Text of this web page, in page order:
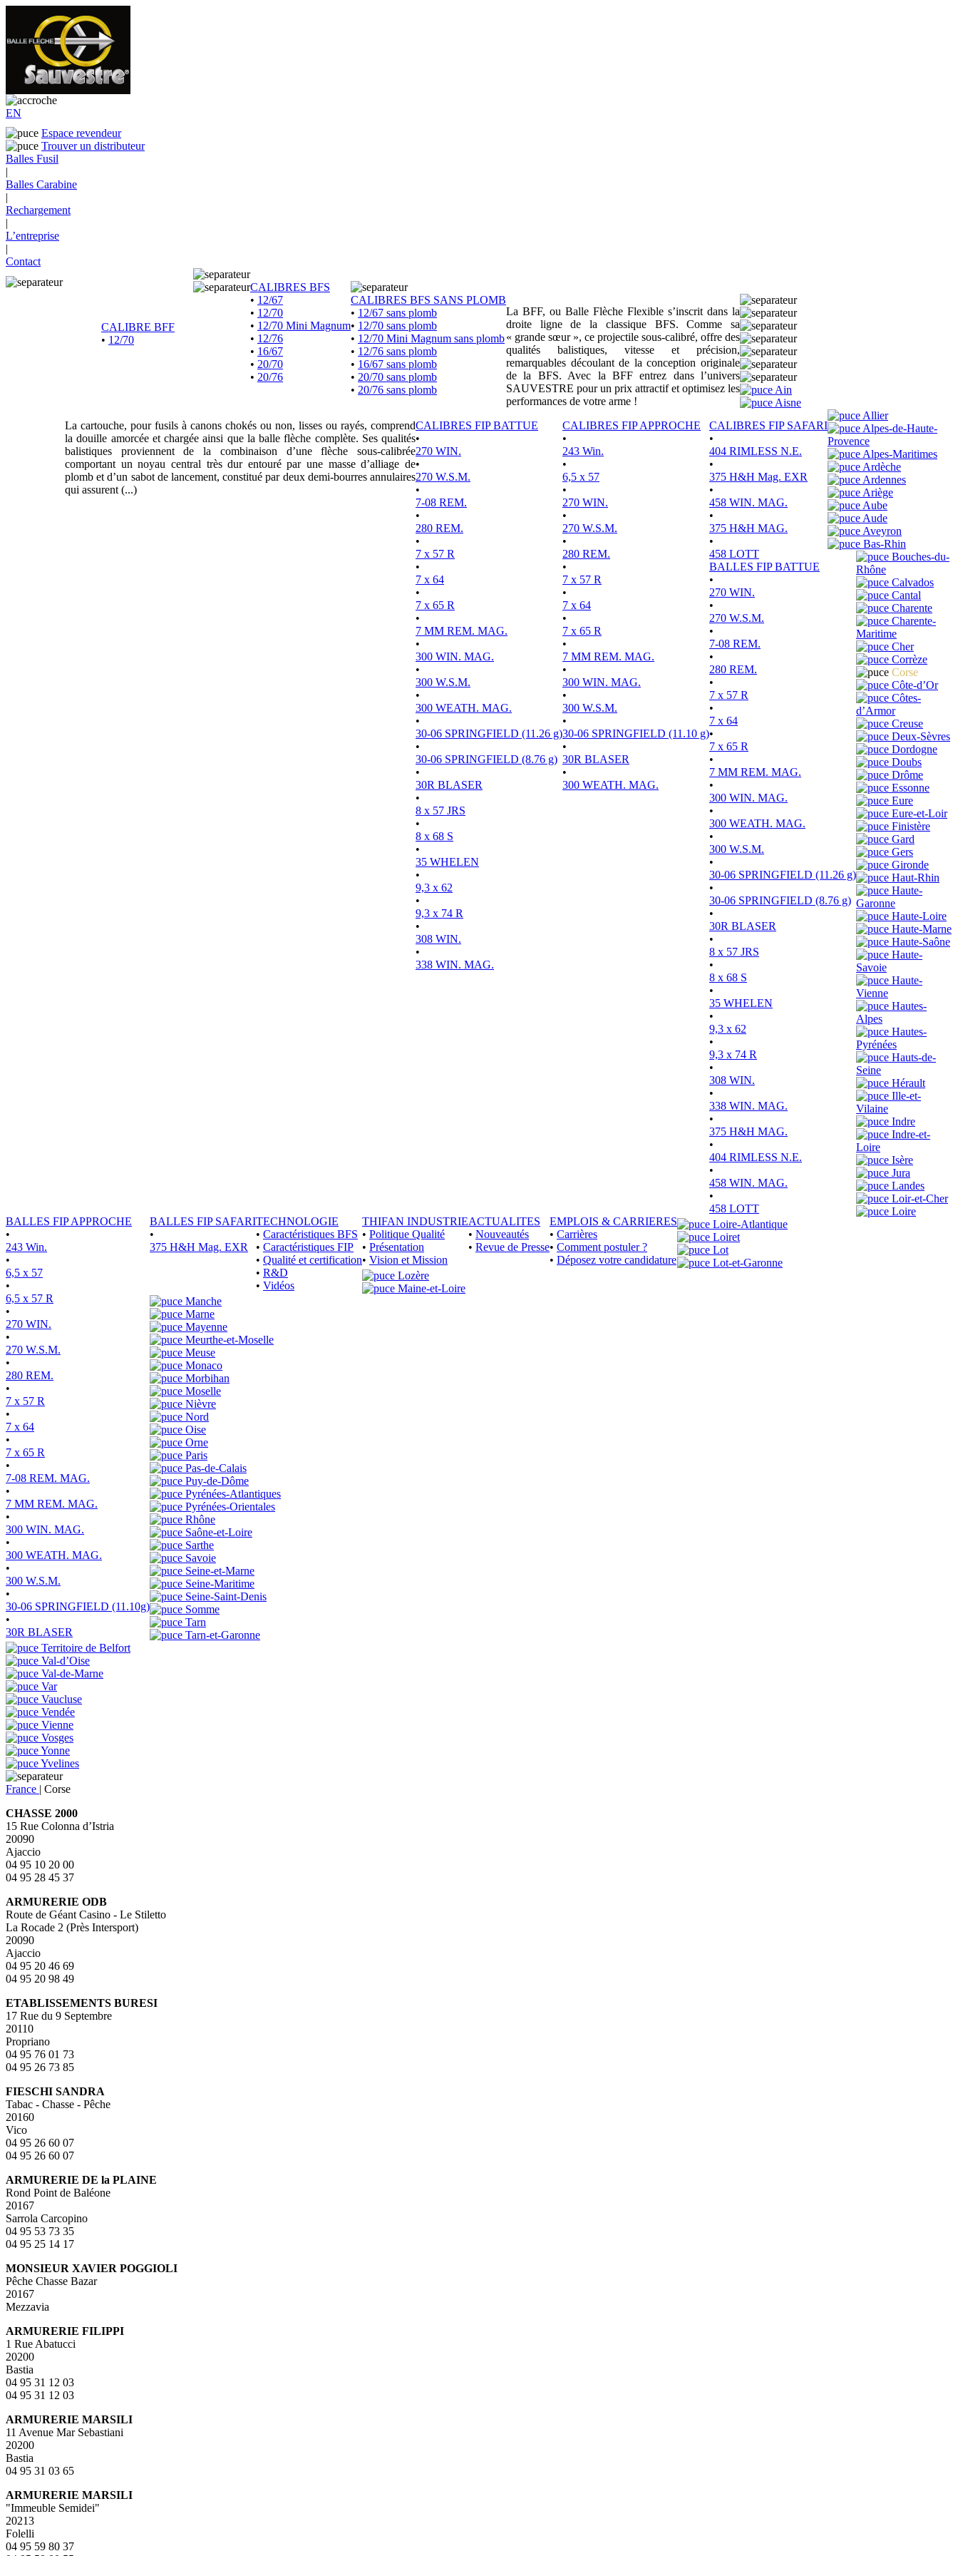
EN
Espace revendeur
Trouver un distributeur
Balles Fusil
|
Balles Carabine
|
Rechargement
|
L’entreprise
|
Contact
CALIBRE BFF
• 12/70
CALIBRES BFS
• 12/67
• 12/70
• 12/70 Mini Magnum
• 12/76
• 16/67
• 20/70
• 20/76
CALIBRES BFS SANS PLOMB
• 12/67 sans plomb
• 12/70 sans plomb
• 12/70 Mini Magnum sans plomb
• 12/76 sans plomb
• 16/67 sans plomb
• 20/70 sans plomb
• 20/76 sans plomb
La BFF, ou Balle Flèche Flexible s’inscrit dans la
droite ligne de la classique BFS. Comme sa
« grande sœur », ce projectile sous-calibré, offre des
qualités balistiques, vitesse et précision,
remarquables découlant de la conception originale
de la BFS. Avec la BFF entrez dans l’univers
SAUVESTRE pour un prix attractif et optimisez les
performances de votre arme !
La cartouche, pour fusils à canons chokés ou non, lisses ou rayés, comprend
la douille amorcée et chargée ainsi que la balle flèche complète. Ses qualités
balistiques proviennent de la combinaison d’une flèche sous-calibrée
comportant un noyau central très dur entouré par une masse d’alliage de
plomb et d’un sabot de lancement, constitué par deux demi-bourres annulaires
qui assurent (...)
CALIBRES FIP BATTUE
•
270 WIN.
•
270 W.S.M.
•
7-08 REM.
•
280 REM.
•
7 x 57 R
•
7 x 64
•
7 x 65 R
•
7 MM REM. MAG.
•
300 WIN. MAG.
•
300 W.S.M.
•
300 WEATH. MAG.
•
30-06 SPRINGFIELD (11.26 g)
•
30-06 SPRINGFIELD (8.76 g)
•
30R BLASER
•
8 x 57 JRS
•
8 x 68 S
•
35 WHELEN
•
9,3 x 62
•
9,3 x 74 R
•
308 WIN.
•
338 WIN. MAG.
CALIBRES FIP APPROCHE
•
243 Win.
•
6,5 x 57
•
270 WIN.
•
270 W.S.M.
•
280 REM.
•
7 x 57 R
•
7 x 64
•
7 x 65 R
•
7 MM REM. MAG.
•
300 WIN. MAG.
•
300 W.S.M.
•
30-06 SPRINGFIELD (11.10 g)
•
30R BLASER
•
300 WEATH. MAG.
CALIBRES FIP SAFARI
•
404 RIMLESS N.E.
•
375 H&H Mag. EXR
•
458 WIN. MAG.
•
375 H&H MAG.
•
458 LOTT
BALLES FIP BATTUE
•
270 WIN.
•
270 W.S.M.
•
7-08 REM.
•
280 REM.
•
7 x 57 R
•
7 x 64
•
7 x 65 R
•
7 MM REM. MAG.
•
300 WIN. MAG.
•
300 WEATH. MAG.
•
300 W.S.M.
•
30-06 SPRINGFIELD (11.26 g)
•
30-06 SPRINGFIELD (8.76 g)
•
30R BLASER
•
8 x 57 JRS
•
8 x 68 S
•
35 WHELEN
•
9,3 x 62
•
9,3 x 74 R
•
308 WIN.
•
338 WIN. MAG.
•
375 H&H MAG.
•
404 RIMLESS N.E.
•
458 WIN. MAG.
•
458 LOTT
BALLES FIP APPROCHE
•
243 Win.
•
6,5 x 57
•
6,5 x 57 R
•
270 WIN.
•
270 W.S.M.
•
280 REM.
•
7 x 57 R
•
7 x 64
•
7 x 65 R
•
7-08 REM. MAG.
•
7 MM REM. MAG.
•
300 WIN. MAG.
•
300 WEATH. MAG.
•
300 W.S.M.
•
30-06 SPRINGFIELD (11.10g)
•
30R BLASER
BALLES FIP SAFARI
•
375 H&H Mag. EXR
TECHNOLOGIE
• Caractéristiques BFS
• Caractéristiques FIP
• Qualité et certification
• R&D
• Vidéos
THIFAN INDUSTRIE
• Politique Qualité
• Présentation
• Vision et Mission
ACTUALITES
• Nouveautés
• Revue de Presse
EMPLOIS & CARRIERES
• Carrières
• Comment postuler ?
• Déposez votre candidature
Ain
Aisne
Allier
Alpes-de-Haute-
Provence
Alpes-Maritimes
Ardèche
Ardennes
Ariège
Aube
Aude
Aveyron
Bas-Rhin
Bouches-du-
Rhône
Calvados
Cantal
Charente
Charente-
Maritime
Cher
Corrèze
Corse
Côte-d’Or
Côtes-
d’Armor
Creuse
Deux-Sèvres
Dordogne
Doubs
Drôme
Essonne
Eure
Eure-et-Loir
Finistère
Gard
Gers
Gironde
Haut-Rhin
Haute-
Garonne
Haute-Loire
Haute-Marne
Haute-Saône
Haute-
Savoie
Haute-
Vienne
Hautes-
Alpes
Hautes-
Pyrénées
Hauts-de-
Seine
Hérault
Ille-et-
Vilaine
Indre
Indre-et-
Loire
Isère
Jura
Landes
Loir-et-Cher
Loire
Loire-Atlantique
Loiret
Lot
Lot-et-Garonne
Lozère
Maine-et-Loire
Manche
Marne
Mayenne
Meurthe-et-Moselle
Meuse
Monaco
Morbihan
Moselle
Nièvre
Nord
Oise
Orne
Paris
Pas-de-Calais
Puy-de-Dôme
Pyrénées-Atlantiques
Pyrénées-Orientales
Rhône
Saône-et-Loire
Sarthe
Savoie
Seine-et-Marne
Seine-Maritime
Seine-Saint-Denis
Somme
Tarn
Tarn-et-Garonne
Territoire de Belfort
Val-d’Oise
Val-de-Marne
Var
Vaucluse
Vendée
Vienne
Vosges
Yonne
Yvelines
France | Corse
CHASSE 2000
15 Rue Colonna d’Istria
20090
Ajaccio
04 95 10 20 00
04 95 28 45 37
ARMURERIE ODB
Route de Géant Casino - Le Stiletto
La Rocade 2 (Près Intersport)
20090
Ajaccio
04 95 20 46 69
04 95 20 98 49
ETABLISSEMENTS BURESI
17 Rue du 9 Septembre
20110
Propriano
04 95 76 01 73
04 95 26 73 85
FIESCHI SANDRA
Tabac - Chasse - Pêche
20160
Vico
04 95 26 60 07
04 95 26 60 07
ARMURERIE DE la PLAINE
Rond Point de Baléone
20167
Sarrola Carcopino
04 95 53 73 35
04 95 25 14 17
MONSIEUR XAVIER POGGIOLI
Pêche Chasse Bazar
20167
Mezzavia
ARMURERIE FILIPPI
1 Rue Abatucci
20200
Bastia
04 95 31 12 03
04 95 31 12 03
ARMURERIE MARSILI
11 Avenue Mar Sebastiani
20200
Bastia
04 95 31 03 65
ARMURERIE MARSILI
"Immeuble Semidei"
20213
Folelli
04 95 59 80 37